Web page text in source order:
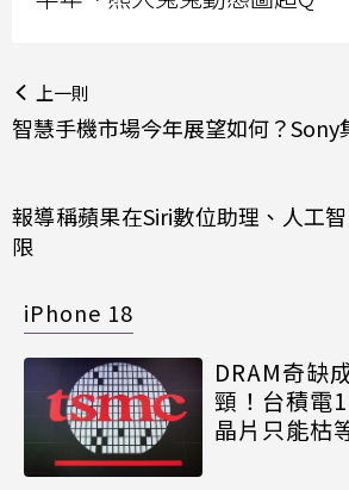
上一則
智慧手機市場今年展望如何？Sony
報導稱蘋果在Siri數位助理、人工
限
iPhone 18
DRAM奇缺
頸！台積電
晶片只能枯